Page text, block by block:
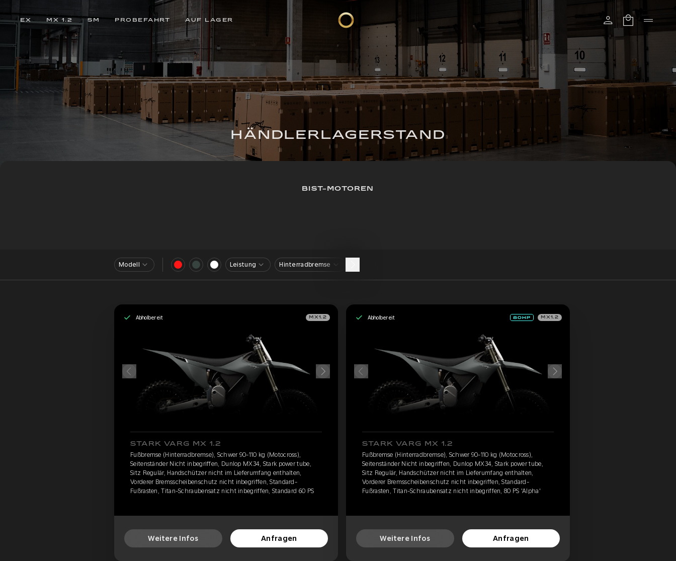
EX MX 1.2 SM PROBEFAHRT AUF LAGER
HÄNDLERLAGERSTAND
BIST-MOTOREN
Modell Leistung Hinterradbremse
Abholbereit MX1.2
STARK VARG MX 1.2
Fußbremse (Hinterradbremse), Schwer 90-110 kg (Motocross),
Seitenständer Nicht inbegriffen, Dunlop MX34, Stark power tube,
Sitz Regulär, Handschützer nicht im Lieferumfang enthalten,
Vorderer Bremsscheibenschutz nicht inbegriffen, Standard-
Fußrasten, Titan-Schraubensatz nicht inbegriffen, Standard 60 PS
Weitere Infos Anfragen
Abholbereit MX1.2
STARK VARG MX 1.2
Fußbremse (Hinterradbremse), Schwer 90-110 kg (Motocross),
Seitenständer Nicht inbegriffen, Dunlop MX34, Stark power tube,
Sitz Regulär, Handschützer nicht im Lieferumfang enthalten,
Vorderer Bremsscheibenschutz nicht inbegriffen, Standard-
Fußrasten, Titan-Schraubensatz nicht inbegriffen, 80 PS 'Alpha'
Weitere Infos Anfragen